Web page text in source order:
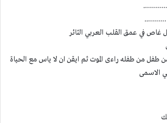
………….
………..
في عمق القلب العربي الثائر
من طفل من طفله راءى الموت ثم ايقن ان لا ياس مع الحياة
الاسمى